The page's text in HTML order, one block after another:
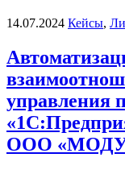
14.07.2024 Кейсы,
управления
ООО